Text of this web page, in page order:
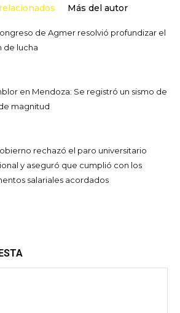
Más del autor
de Agmer resolvió profundizar el
de lucha
en Mendoza: Se registró un sismo de
magnitud
rechazó el paro universitario
y aseguró que cumplió con los
salariales acordados